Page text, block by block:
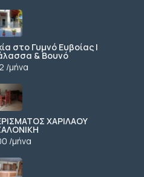
στο Γυμνό Ευβοίας |
& Βουνό
/μήνα
ΧΑΡΙΛΑΟΥ
/μήνα